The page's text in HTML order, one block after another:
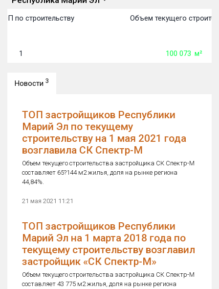
по строительству
1
Объем текущего
100 073м²
Новости 3
ТОП застройщиков Республики
Марий Эл по текущему
строительству на 1 мая 2021 года
возглавила СК Спектр-М
Объем текущего строительства застройщика СК Спектр-М
составляет 65?144 м2 жилья, доля на рынке региона
44,84%.
21 мая 2021 11:21
ТОП застройщиков Республики
Марий Эл на 1 марта 2018 года по
текущему строительству возглавил
застройщик «СК Спектр-М»
Объем текущего строительства застройщика СК Спектр-М
составляет 43 775 м2 жилья, доля на рынке региона